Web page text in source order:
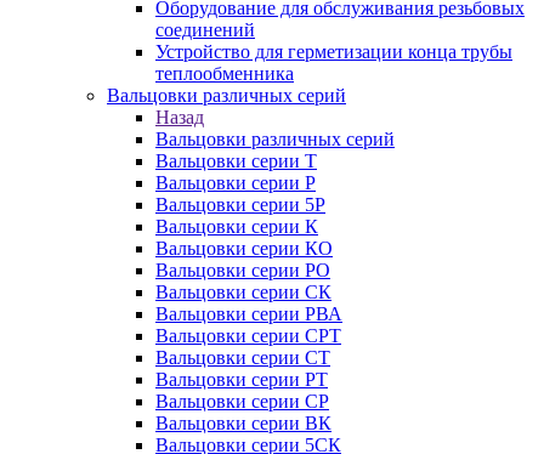
Оборудование для обслуживания резьбовых
соединений
Устройство для герметизации конца трубы
теплообменника
Вальцовки различных серий
Назад
Вальцовки различных серий
Вальцовки серии Т
Вальцовки серии Р
Вальцовки серии 5Р
Вальцовки серии К
Вальцовки серии КО
Вальцовки серии РО
Вальцовки серии СК
Вальцовки серии РВА
Вальцовки серии СРТ
Вальцовки серии СТ
Вальцовки серии РТ
Вальцовки серии СР
Вальцовки серии ВК
Вальцовки серии 5СК